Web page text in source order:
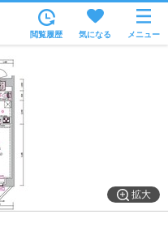
駅から
ら
場から
学時間から
集から
会社から
閲覧履歴 気になる メニュー
拡大